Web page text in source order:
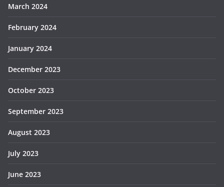
March 2024
February 2024
January 2024
December 2023
October 2023
September 2023
August 2023
July 2023
June 2023